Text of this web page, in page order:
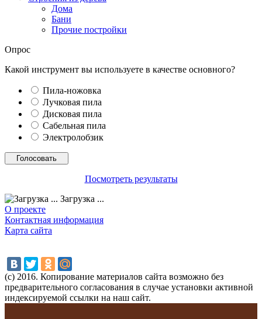
Дома
Бани
Прочие постройки
Опрос
Какой инструмент вы используете в качестве основного?
Пила-ножовка
Лучковая пила
Дисковая пила
Сабельная пила
Электролобзик
Посмотреть результаты
Загрузка ...
О проекте
Контактная информация
Карта сайта
(с) 2016. Копирование материалов сайта возможно без
предварительного согласования в случае установки активной
индексируемой ссылки на наш сайт.